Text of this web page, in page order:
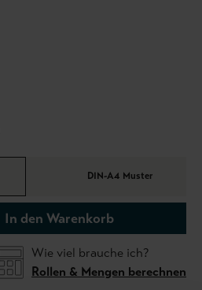
DIN-A4 Muster
In den Warenkorb
Wie viel brauche ich?
Rollen & Mengen berechnen